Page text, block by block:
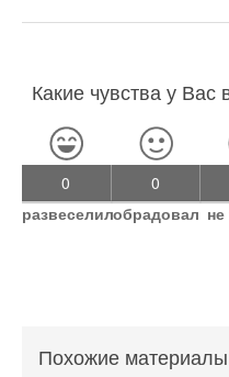
Какие чувства у
0
развеселил
0
обрадовал
Похожие материалы